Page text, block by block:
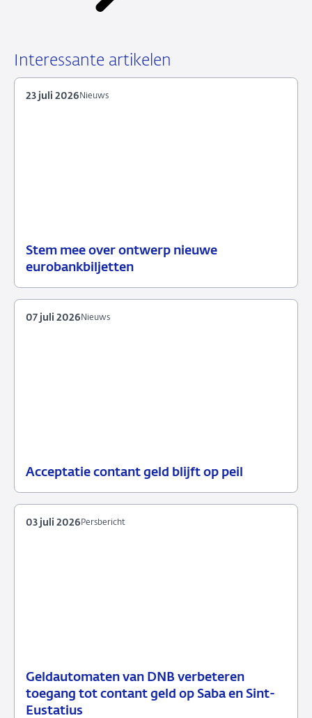
Interessante artikelen
Stem mee over ontwerp nieuwe
eurobankbiljetten
23
Nieuws
Nieuws
23 juli 2026
Acceptatie contant geld blijft op peil
2026
Nieuws
07 juli 2026
Geldautomaten van DNB verbeteren
toegang tot contant geld op Saba en Sint-
Eustatius
03
juli
Persbericht
Persbericht
03 juli 2026